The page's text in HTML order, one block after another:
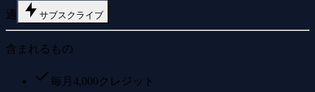
適
サブスクライブ
含まれるもの
毎月4,000クレジット